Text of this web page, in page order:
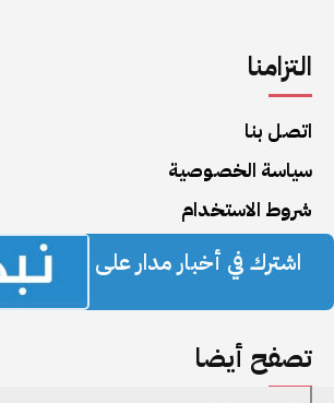
التزامنا
اتصل بنا
سياسة الخصوصية
شروط الاستخدام
اشترك في أخبار مدار على
تصفح أيضا